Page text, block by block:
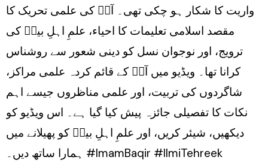
واریت کا شکار ہو چکی تھی۔ آپؑ کی علمی تحریک کا
مقصد اسلامی تعلیمات کا احیاء، علمِ اہلِ بیتؑ کی
ترویج، اور نوجوان نسل کو دینی شعور سے روشناس
کرانا تھا۔ ویڈیو میں آپؑ کے قائم کردہ علمی مراکز،
شاگردوں کی تربیت، اور علمی مناظروں جیسے اہم
نکات کا تفصیلی جائزہ پیش کیا گیا ہے۔ اس ویڈیو کو
دیکھیں، شیئر کریں، اور علمِ اہلِ بیتؑ کو پھیلانے میں
ہمارا ساتھ دیں۔ #ImamBaqir #IlmiTehreek